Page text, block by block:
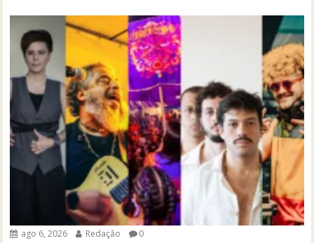
ago 6, 2026 Redação 0